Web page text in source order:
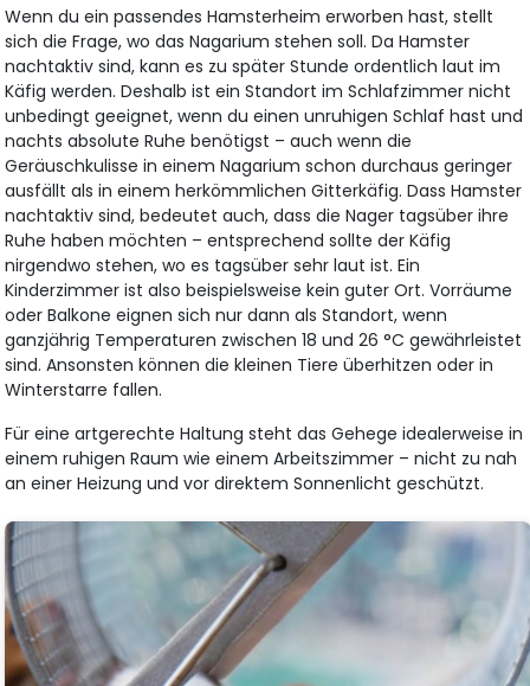
Wenn du ein passendes Hamsterheim erworben hast, stellt
sich die Frage, wo das Nagarium stehen soll. Da Hamster
nachtaktiv sind, kann es zu später Stunde ordentlich laut im
Käfig werden. Deshalb ist ein Standort im Schlafzimmer nicht
unbedingt geeignet, wenn du einen unruhigen Schlaf hast und
nachts absolute Ruhe benötigst – auch wenn die
Geräuschkulisse in einem Nagarium schon durchaus geringer
ausfällt als in einem herkömmlichen Gitterkäfig. Dass Hamster
nachtaktiv sind, bedeutet auch, dass die Nager tagsüber ihre
Ruhe haben möchten – entsprechend sollte der Käfig
nirgendwo stehen, wo es tagsüber sehr laut ist. Ein
Kinderzimmer ist also beispielsweise kein guter Ort. Vorräume
oder Balkone eignen sich nur dann als Standort, wenn
ganzjährig Temperaturen zwischen 18 und 26 °C gewährleistet
sind. Ansonsten können die kleinen Tiere überhitzen oder in
Winterstarre fallen.
Für eine artgerechte Haltung steht das Gehege idealerweise in
einem ruhigen Raum wie einem Arbeitszimmer – nicht zu nah
an einer Heizung und vor direktem Sonnenlicht geschützt.